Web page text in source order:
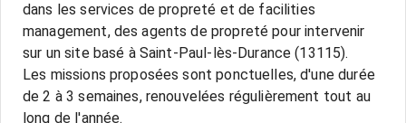
dans les services de propreté et de facilities
management, des agents de propreté pour intervenir
sur un site basé à Saint-Paul-lès-Durance (13115).
Les missions proposées sont ponctuelles, d'une durée
de 2 à 3 semaines, renouvelées régulièrement tout au
long de l'année.